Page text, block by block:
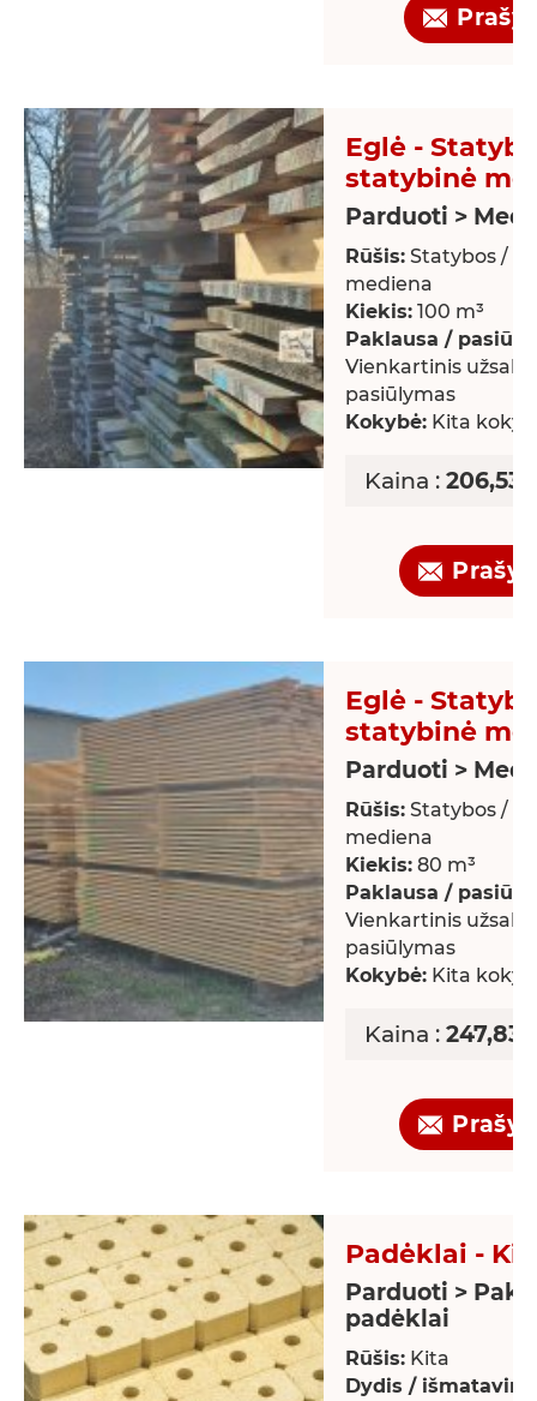
Eglė -
statybinė
Parduoti >
Rūšis: Statybos /
mediena
Kiekis: 100 m³
Paklausa / pasiūla:
Vienkartinis
pasiūlymas
Kokybė: Kita
Kaina : 206,53
Eglė -
statybinė
Parduoti >
Rūšis: Statybos /
mediena
Kiekis: 80 m³
Paklausa / pasiūla:
Vienkartinis
pasiūlymas
Kokybė: Kita
Kaina : 247,83
Padėklai -
Parduoti >
padėklai
Rūšis: Kita
Dydis /